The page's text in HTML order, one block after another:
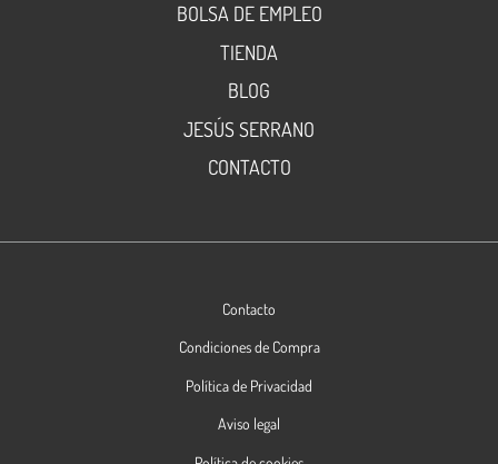
BOLSA DE EMPLEO
TIENDA
BLOG
JESÚS SERRANO
CONTACTO
Contacto
Condiciones de Compra
Política de Privacidad
Aviso legal